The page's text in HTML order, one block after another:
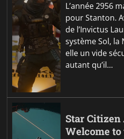
L’année 2956
pour Stanton.
de l’Invictus
système Sol, la
elle un vide
autant qu’il…
Star Citizen
Welcome